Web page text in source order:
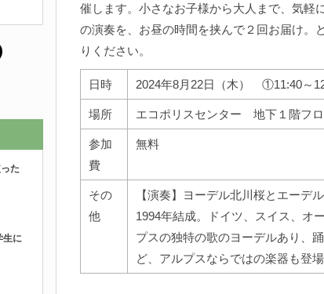
催します。小さなお子様から大人まで、気軽
の演奏を、お昼の時間を挟んで２回お届け。
りください。
日時 2024年8月22日（木） ①11:40～
場所 エコポリスセンター 地下１階フ
参加
費
無料
その
他
【演奏】ヨーデル北川桜とエーデ
1994年結成。ドイツ、スイス、オ
プスの独特の歌のヨーデルあり、
ど、アルプスならではの楽器も登場
た
生に